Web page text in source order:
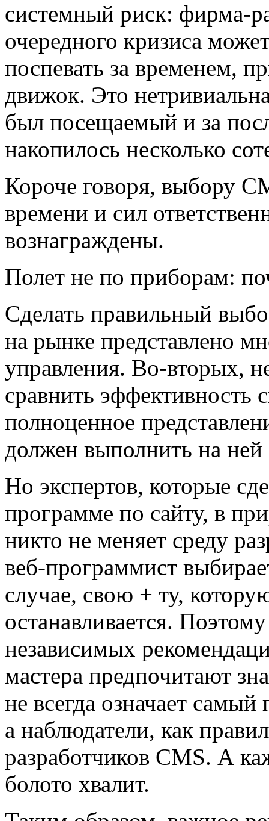
системный риск: фирма-
очередного кризиса
поспевать за временем,
движок. Это
был посещаемый и за
накопилось несколько
Короче говоря, выбору
времени и сил
вознаграждены.
Полет не по приборам:
Сделать правильный
на рынке представлено
управления. Во-вторых,
сравнить эффективность
полноценное
должен выполнить на
Но экспертов, которые
программе по сайту, в
никто не меняет среду
веб-программист
случае, свою + ту,
останавливается.
независимых
мастера предпочитают
не всегда означает
а наблюдатели, как
разработчиков CMS. А
болото хвалит.